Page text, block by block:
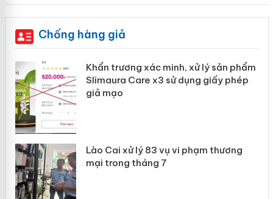
Chống hàng giả
Khẩn trương xác minh, xử lý sản phẩm
Slimaura Care x3 sử dụng giấy phép
giả mạo
Lào Cai xử lý 83 vụ vi phạm thương
mại trong tháng 7